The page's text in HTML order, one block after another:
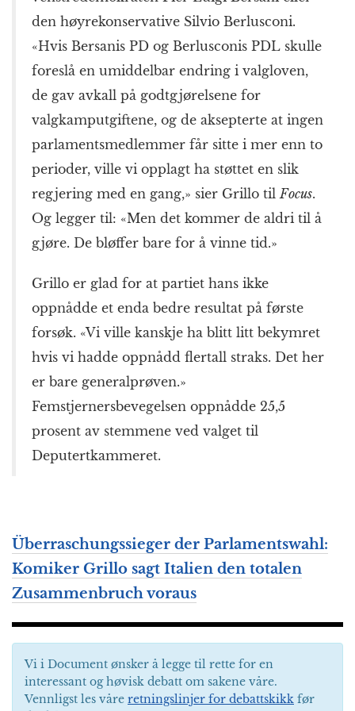
den høyrekonservative Silvio Berlusconi.
«Hvis Bersanis PD og Berlusconis PDL skulle
foreslå en umiddelbar endring i valgloven,
de gav avkall på godtgjørelsene for
valgkamputgiftene, og de aksepterte at ingen
parlamentsmedlemmer får sitte i mer enn to
perioder, ville vi opplagt ha støttet en slik
regjering med en gang,» sier Grillo til Focus.
Og legger til: «Men det kommer de aldri til å
gjøre. De bløffer bare for å vinne tid.»
Grillo er glad for at partiet hans ikke
oppnådde et enda bedre resultat på første
forsøk. «Vi ville kanskje ha blitt litt bekymret
hvis vi hadde oppnådd flertall straks. Det her
er bare generalprøven.»
Femstjernersbevegelsen oppnådde 25,5
prosent av stemmene ved valget til
Deputertkammeret.
Überraschungssieger der Parlamentswahl:
Komiker Grillo sagt Italien den totalen
Zusammenbruch voraus
Vi i Document ønsker å legge til rette for en
interessant og høvisk debatt om sakene våre.
Vennligst les våre retningslinjer for debattskikk før